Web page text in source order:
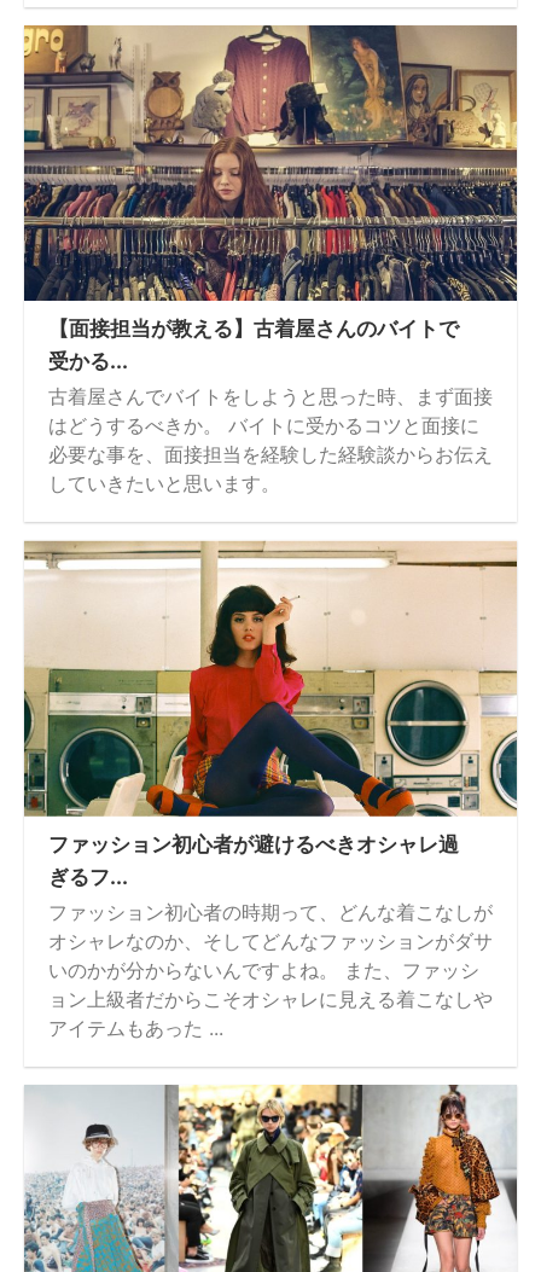
【面接担当が教える】古着屋さんのバイトで
受かる...
古着屋さんでバイトをしようと思った時、まず面接
はどうするべきか。 バイトに受かるコツと面接に
必要な事を、面接担当を経験した経験談からお伝え
していきたいと思います。
ファッション初心者が避けるべきオシャレ過
ぎるフ...
ファッション初心者の時期って、どんな着こなしが
オシャレなのか、そしてどんなファッションがダサ
いのかが分からないんですよね。 また、ファッシ
ョン上級者だからこそオシャレに見える着こなしや
アイテムもあった ...